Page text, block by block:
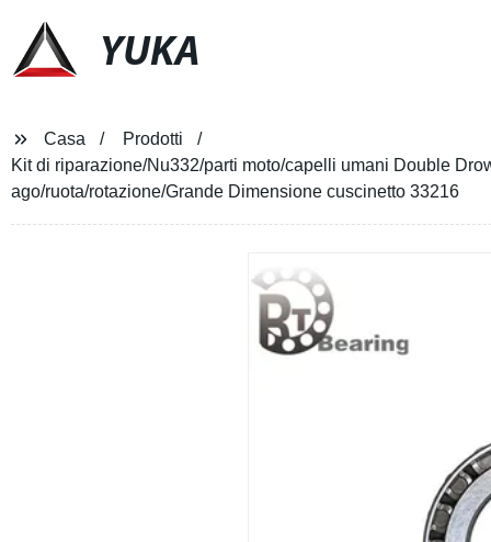
YUKA
Casa
Prodotti
Kit di riparazione/Nu332/parti moto/capelli umani Double
ago/ruota/rotazione/Grande Dimensione cuscinetto 33216